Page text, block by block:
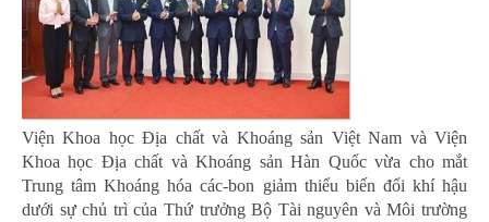
Viện Khoa học Địa chất và Khoáng sản Việt Nam và Viện
Khoa học Địa chất và Khoáng sản Hàn Quốc vừa cho mắt
Trung tâm Khoáng hóa các-bon giảm thiểu biến đổi khí hậu
dưới sự chủ trì của Thứ trưởng Bộ Tài nguyên và Môi trường